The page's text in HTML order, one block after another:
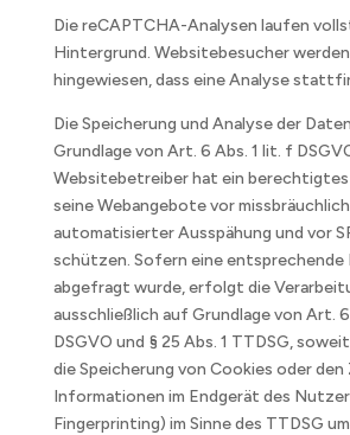
Die reCAPTCHA-Analysen laufen
Hintergrund. Websitebesucher
hingewiesen, dass eine Analyse
Die Speicherung und Analyse der
Grundlage von Art. 6 Abs. 1 lit. f
Websitebetreiber hat ein berechtigtes
seine Webangebote vor
automatisierter Ausspähung und vor
schützen. Sofern eine entsprechende
abgefragt wurde, erfolgt die
ausschließlich auf Grundlage von Art. 6
DSGVO und § 25 Abs. 1 TTDSG,
die Speicherung von Cookies oder
Informationen im Endgerät des
Fingerprinting) im Sinne des TTDSG